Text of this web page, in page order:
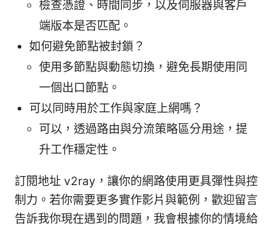
檢查憑證、時間同步，以及伺服器與客戶
端版本是否匹配。
如何避免節點被封鎖？
使用多節點與動態切換，避免長期使用同
一個出口節點。
可以同時用於工作與家庭上網嗎？
可以，透過路由與分流策略區分用途，提
升工作穩定性。
訂閱地址 v2ray，讓你的網路使用更具彈性與控
制力。若你需要更多實作影片與範例，歡迎留言
告訴我你現在遇到的問題，我會根據你的情境給